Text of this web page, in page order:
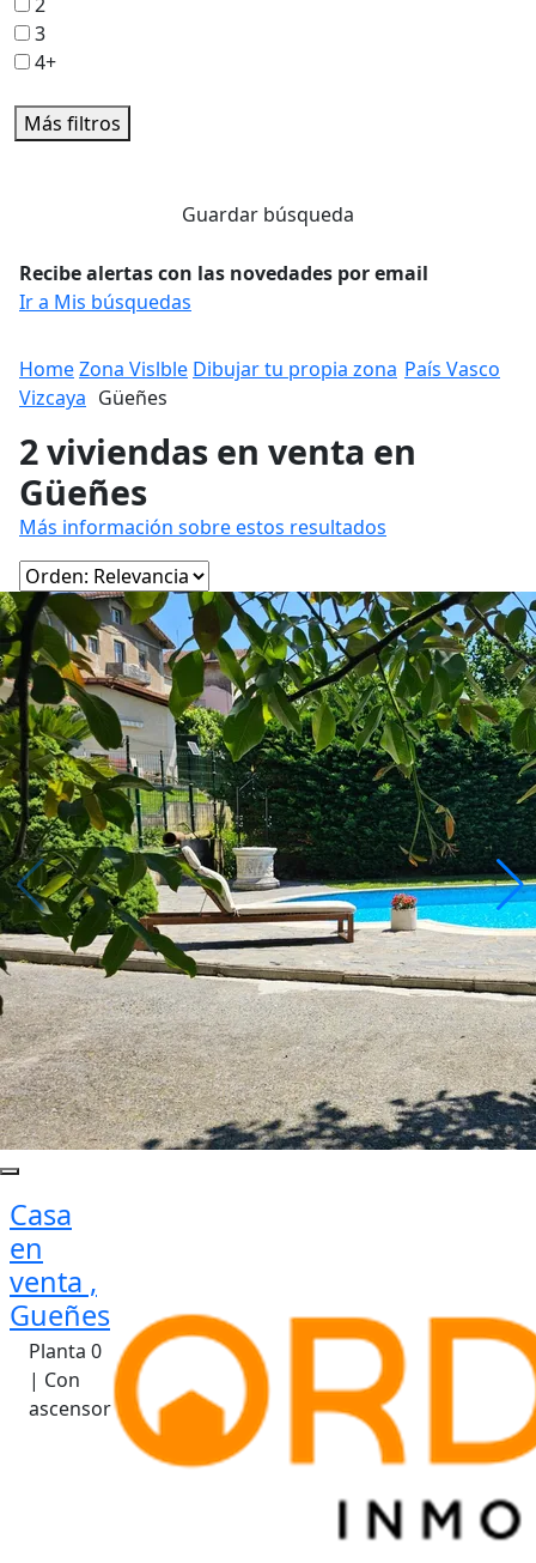
3
4+
Más filtros
Guardar búsqueda
Recibe alertas con las novedades por email
Ir a Mis búsquedas
HomeZona Vislble Dibujar tu propia zona País Vasco
Vizcaya Güeñes
2 viviendas en venta en
Güeñes
Más información sobre estos resultados
Casa
en
venta ,
Gueñes
Planta 0
| Con
ascensor